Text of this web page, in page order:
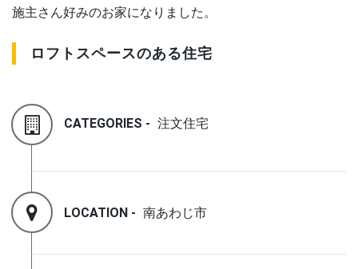
施主さん好みのお家になりました。
ロフトスペースのある住宅
CATEGORIES - 注文住宅
LOCATION - 南あわじ市